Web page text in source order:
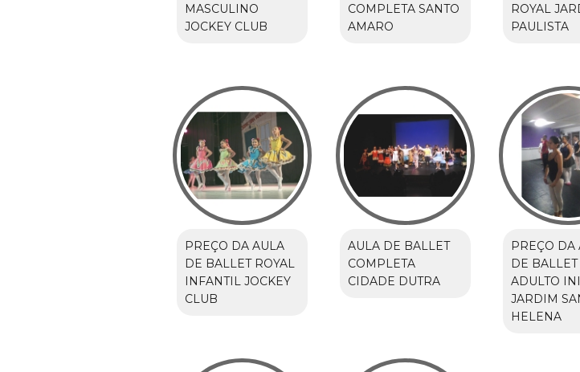
MASCULINO
JOCKEY CLUB
COMPLETA SANTO
AMARO
ROYAL
PAULISTA
PREÇO DA AULA
DE BALLET ROYAL
INFANTIL JOCKEY
CLUB
AULA DE BALLET
COMPLETA
CIDADE DUTRA
PREÇO DA
DE BALLET
ADULTO
JARDIM
HELENA